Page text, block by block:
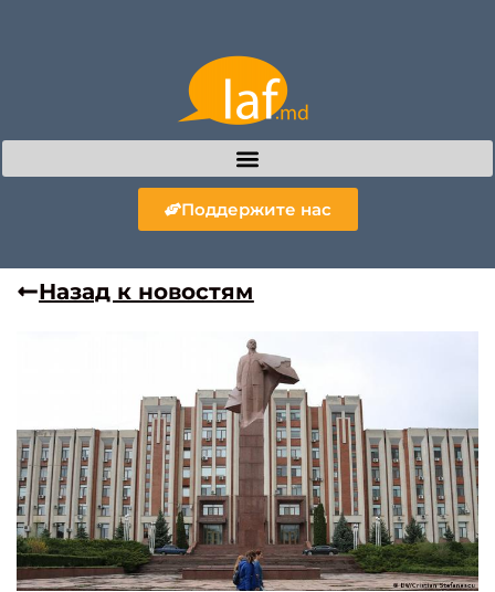
Поддержите нас
Назад к новостям